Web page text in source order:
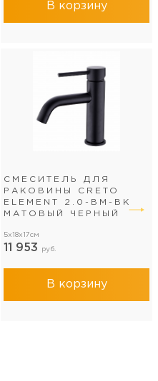
В корзину
СМЕСИТЕЛЬ ДЛЯ
РАКОВИНЫ CRETO
ELEMENT 2.0-BM-BK
МАТОВЫЙ ЧЕРНЫЙ
5x18x17см
11 953 руб.
В корзину